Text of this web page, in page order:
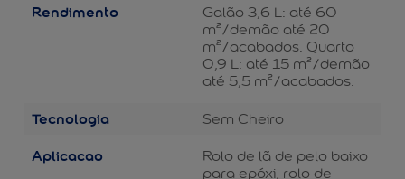
Rendimento
Galão 3,6 L: até 60
m²/demão até 20
m²/acabados. Quarto
0,9 L: até 15 m²/demão
até 5,5 m²/acabados.
Tecnologia Sem Cheiro
Aplicacao
Rolo de lã de pelo baixo
para epóxi, rolo de